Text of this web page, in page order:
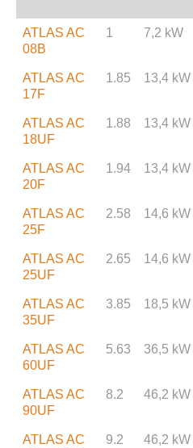
ATLAS AC
08B
1 7,2 kW
ATLAS AC
17F
1.85 13,4 kW
ATLAS AC
18UF
1.88 13,4 kW
ATLAS AC
20F
1.94 13,4 kW
ATLAS AC
25F
2.58 14,6 kW
ATLAS AC
25UF
2.65 14,6 kW
ATLAS AC
35UF
3.85 18,5 kW
ATLAS AC
60UF
5.63 36,5 kW
ATLAS AC
90UF
8.2 46,2 kW
ATLAS AC
9.2 46,2 kW